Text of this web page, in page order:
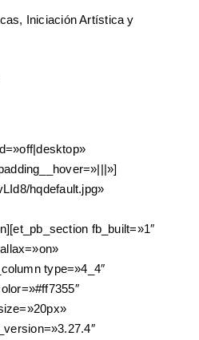
Iniciación Artística y
hqdefault.jpg»
fb_built=»1″
type=»4_4″